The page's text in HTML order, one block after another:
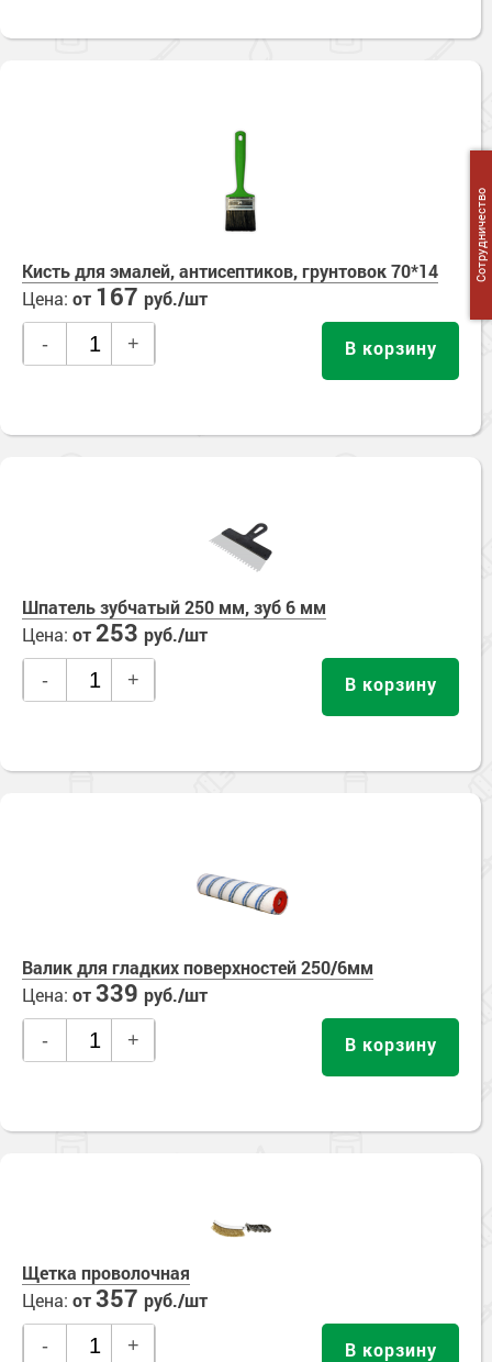
Кисть для эмалей, антисептиков, грунтовок 70*14
Цена: от 167 руб./шт
- + В корзину
Шпатель зубчатый 250 мм, зуб 6 мм
Цена: от253 руб./шт
- + В корзину
Валик для гладких поверхностей 250/6мм
Цена: от339 руб./шт
- + В корзину
Щетка проволочная
Цена: от357 руб./шт
- + В корзину
Сотрудничество